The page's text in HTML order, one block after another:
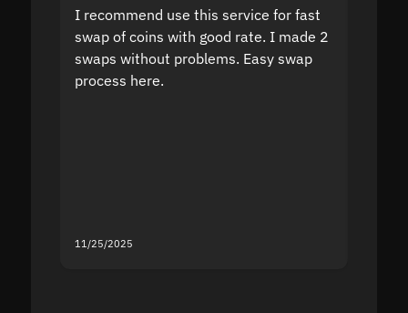
I recommend use this service for fast
swap of coins with good rate. I made 2
swaps without problems. Easy swap
process here.
11/25/2025